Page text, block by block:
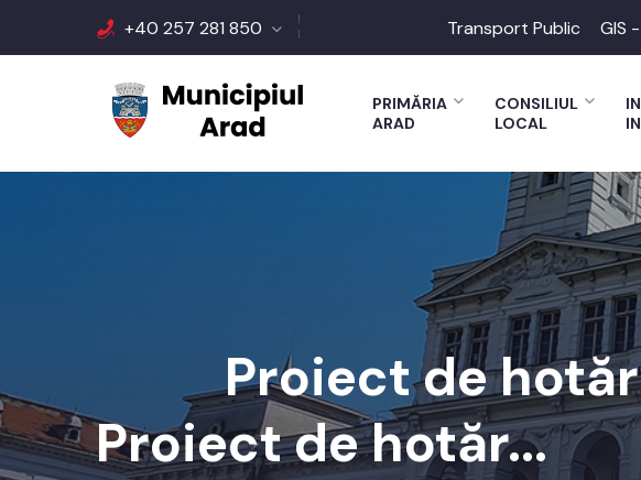
+40 257 281 850 Transport Public GIS
PRIMĂRIA
ARAD
CONSILIUL
LOCAL
Proiect de
Proiect de hotăr...